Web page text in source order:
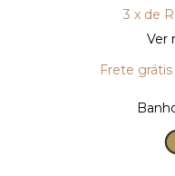
3 x de
Ver
Frete grátis